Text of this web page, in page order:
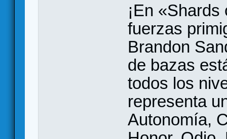
¡En
fuerzas
Brandon
de bazas
todos los
representa
Autonomía,